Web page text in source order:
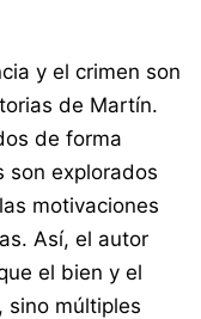
y el crimen son
de Martín.
de forma
son explorados
motivaciones
Así, el autor
el bien y el
sino múltiples